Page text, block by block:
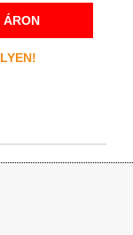
ÁRON